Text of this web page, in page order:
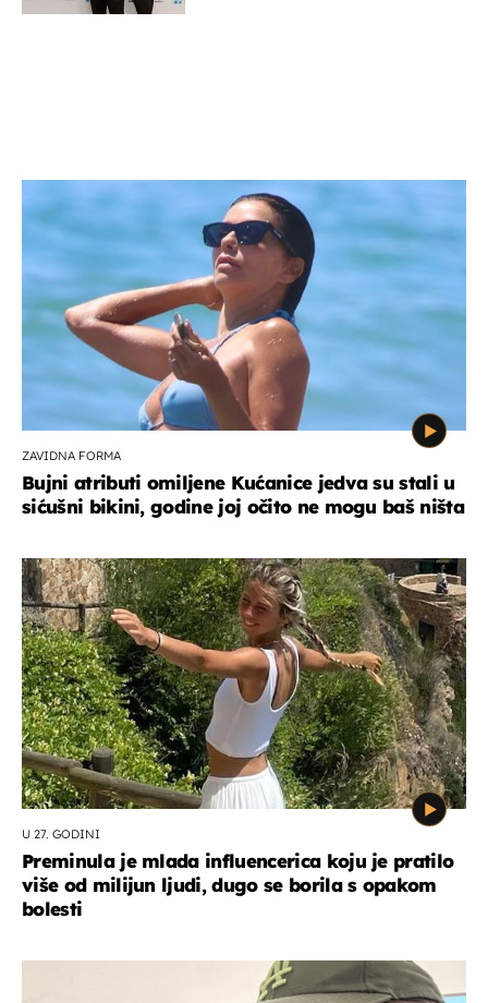
ZAVIDNA FORMA
Bujni atributi omiljene Kućanice jedva su stali u
sićušni bikini, godine joj očito ne mogu baš ništa
U 27. GODINI
Preminula je mlada influencerica koju je pratilo
više od milijun ljudi, dugo se borila s opakom
bolesti